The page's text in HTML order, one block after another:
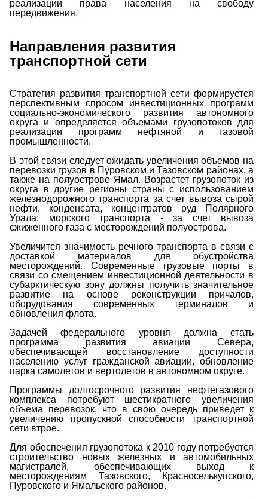
реализации права населения на свободу
передвижения.
Направления развития
транспортной сети
Стратегия развития транспортной сети формируется
перспективным спросом инвестиционных программ
социально-экономического развития автономного
округа и определяется объемами грузопотоков для
реализации программ нефтяной и газовой
промышленности.
В этой связи следует ожидать увеличения объемов на
перевозки грузов в Пуровском и Тазовском районах, а
также на полуострове Ямал. Возрастет грузопоток из
округа в другие регионы страны с использованием
железнодорожного транспорта за счет вывоза сырой
нефти, конденсата, концентратов руд Полярного
Урала; морского транспорта - за счет вывоза
сжиженного газа с месторождений полуострова.
Увеличится значимость речного транспорта в связи с
доставкой материалов для обустройства
месторождений. Современные грузовые порты в
связи со смещением инвестиционной деятельности в
субарктическую зону должны получить значительное
развитие на основе реконструкции причалов,
оборудования современных терминалов и
обновления флота.
Задачей федерального уровня должна стать
программа развития авиации Севера,
обеспечивающей восстановление доступности
населению услуг гражданской авиации, обновление
парка самолетов и вертолетов в автономном округе.
Программы долгосрочного развития нефтегазового
комплекса потребуют шестикратного увеличения
объема перевозок, что в свою очередь приведет к
увеличению пропускной способности транспортной
сети втрое.
Для обеспечения грузопотока к 2010 году потребуется
строительство новых железных и автомобильных
магистралей, обеспечивающих выход к
месторождениям Тазовского, Красноселькупского,
Пуровского и Ямальского районов.